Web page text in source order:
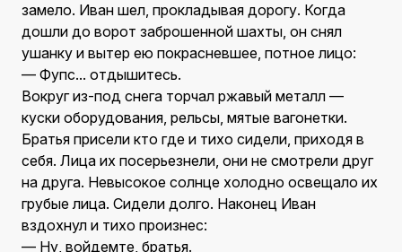
замело. Иван шел, прокладывая дорогу. Когда
дошли до ворот заброшенной шахты, он снял
ушанку и вытер ею покрасневшее, потное лицо:
— Фупс... отдышитесь.
Вокруг из-под снега торчал ржавый металл —
куски оборудования, рельсы, мятые вагонетки.
Братья присели кто где и тихо сидели, приходя в
себя. Лица их посерьезнели, они не смотрели друг
на друга. Невысокое солнце холодно освещало их
грубые лица. Сидели долго. Наконец Иван
вздохнул и тихо произнес:
— Ну, войдемте, братья.